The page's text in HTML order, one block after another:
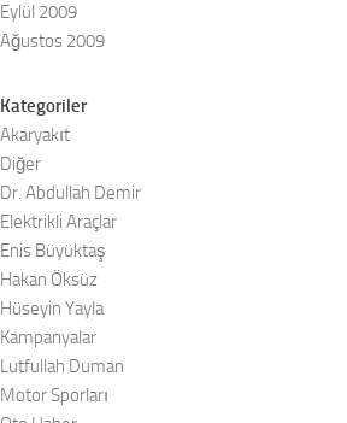
Eylül 2009
Ağustos 2009
Kategoriler
Akaryakıt
Diğer
Dr. Abdullah Demir
Elektrikli Araçlar
Enis Büyüktaş
Hakan Öksüz
Hüseyin Yayla
Kampanyalar
Lutfullah Duman
Motor Sporları